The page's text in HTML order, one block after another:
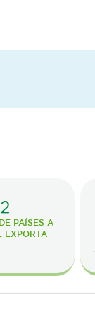
2
PAÍSES A
EXPORTA